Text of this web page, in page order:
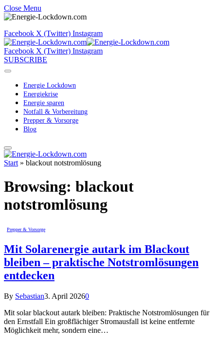
Close Menu
Facebook X (Twitter) Instagram
Facebook X (Twitter) Instagram
SUBSCRIBE
Energie Lockdown
Energiekrise
Energie sparen
Notfall & Vorbereitung
Prepper & Vorsorge
Blog
Start » blackout notstromlösung
Browsing: blackout
notstromlösung
Prepper & Vorsorge
Mit Solarenergie autark im Blackout
bleiben – praktische Notstromlösungen
entdecken
By Sebastian3. April 20260
Mit solar blackout autark bleiben: Praktische Notstromlösungen für
den Ernstfall Ein großflächiger Stromausfall ist keine entfernte
Möglichkeit mehr, sondern eine…